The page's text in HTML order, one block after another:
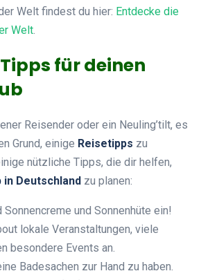
Welt findest du hier: Entdecke die
Welt
für deinen
Reisender oder ein Neuling’tilt, es
Grund, einige Reisetipps zu
nützliche Tipps, die dir helfen,
in Deutschland zu planen:
Sonnencreme und Sonnenhüte ein!
lokale Veranstaltungen, viele
besondere Events an.
Badesachen zur Hand zu haben.